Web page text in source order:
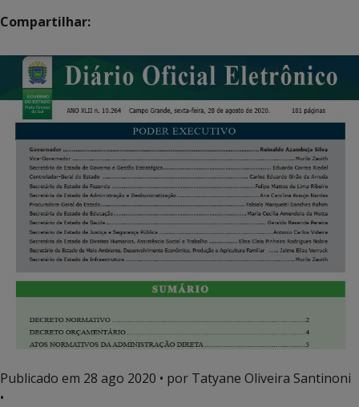
Compartilhar:
Publicado em 28 ago 2020 • por Tatyane Oliveira Santinoni
•